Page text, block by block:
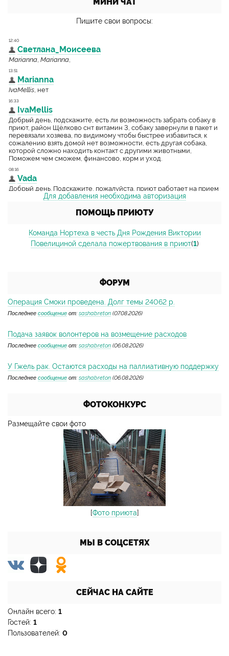
Пишите свои вопросы:
Для добавления необходима авторизация
ПОМОЩЬ ПРИЮТУ
Команда Нортеха в честь Дня Рождения Виктории
Повелициной сделала пожертвования в приют(1)
ФОРУМ
Операция Смоки проведена. Долг темы 24062 р.
Последнее сообщение от: sashabreton (07.08.2026)
Подача заявок волонтеров на возмещение расходов
Последнее сообщение от: sashabreton (06.08.2026)
У Гжель рак. Остаются расходы на паллиативную поддержку
Последнее сообщение от: sashabreton (06.08.2026)
ФОТОКОНКУРС
Размещайте свои фото
[Фото приюта]
МЫ В СОЦСЕТЯХ
СЕЙЧАС НА САЙТЕ
Онлайн всего: 1
Гостей: 1
Пользователей: 0